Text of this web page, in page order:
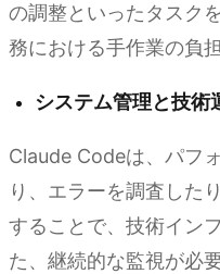
の調整といったタスク
務における手作業の負
システム管理と技術
Claude Codeは、パフ
り、エラーを調査した
することで、技術イン
た、継続的な監視が必